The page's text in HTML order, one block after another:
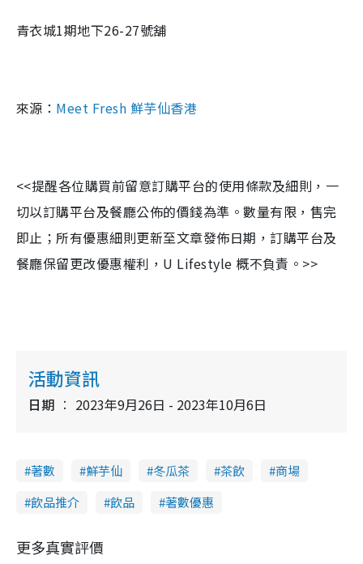
青衣城1期地下26-27號舖
來源： Meet Fresh 鮮芋仙香港
<<提醒各位購買前留意訂購平台的使用條款及細則，一
切以訂購平台及餐廳公佈的價錢為準。數量有限，售完
即止；所有優惠細則更新至文章發佈日期，訂購平台及
餐廳保留更改優惠權利，U Lifestyle 概不負責。>>
活動資訊
日期 2023年9月26日 - 2023年10月6日
著數 鮮芋仙 冬瓜茶 茶飲
商場
飲品推介
飲品 著數優惠
更多真實評價